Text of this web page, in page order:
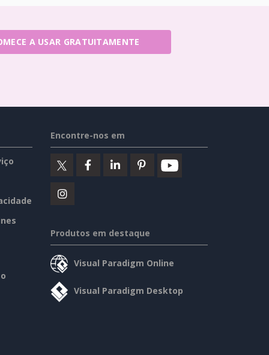
A USAR GRATUITAMENTE
Encontre-nos em
Produtos em destaque
Visual Paradigm Online
Visual Paradigm Desktop